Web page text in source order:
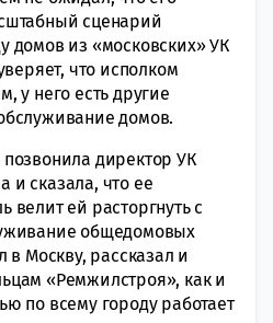
сценарий
домов из «московских» УК
что исполком
у него есть другие
домов.
директор УК
и сказала, что ее
велит ей расторгнуть с
общедомовых
в Москву, рассказал и
«Ремжилстроя», как и
по всему городу работает